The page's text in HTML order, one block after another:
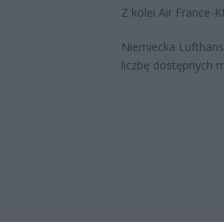
Z kolei Air France-
Niemiecka
liczbę dostępnych